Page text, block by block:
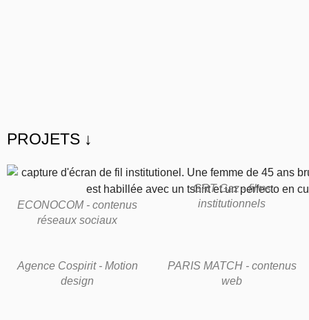
PROJETS ↓
ECONOCOM - contenus
réseaux sociaux
GRT Gaz - films
institutionnels
Agence Cospirit - Motion
design
PARIS MATCH - contenus
web